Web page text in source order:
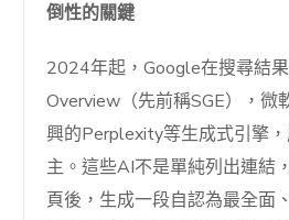
倒性的關鍵
2024年起，Google在搜尋結
Overview（先前稱SGE），微
興的Perplexity等生成式引擎
主。這些AI不是單純列出連結
頁後，生成一段自認為最全面